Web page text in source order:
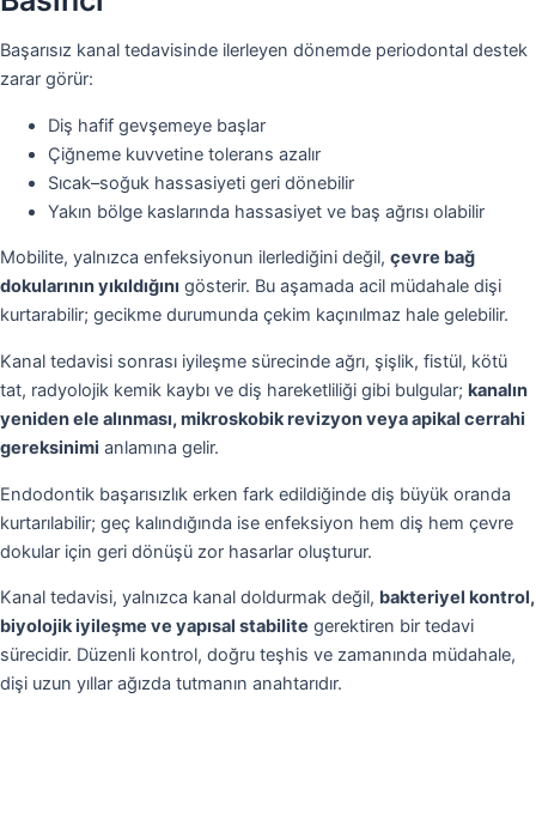
Başarısız kanal tedavisinde ilerleyen dönemde periodontal destek
zarar görür:
Diş hafif gevşemeye başlar
Çiğneme kuvvetine tolerans azalır
Sıcak–soğuk hassasiyeti geri dönebilir
Yakın bölge kaslarında hassasiyet ve baş ağrısı olabilir
Mobilite, yalnızca enfeksiyonun ilerlediğini değil, çevre bağ
dokularının yıkıldığını gösterir. Bu aşamada acil müdahale dişi
kurtarabilir; gecikme durumunda çekim kaçınılmaz hale gelebilir.
Kanal tedavisi sonrası iyileşme sürecinde ağrı, şişlik, fistül, kötü
tat, radyolojik kemik kaybı ve diş hareketliliği gibi bulgular; kanalın
yeniden ele alınması, mikroskobik revizyon veya apikal cerrahi
gereksinimi anlamına gelir.
Endodontik başarısızlık erken fark edildiğinde diş büyük oranda
kurtarılabilir; geç kalındığında ise enfeksiyon hem diş hem çevre
dokular için geri dönüşü zor hasarlar oluşturur.
Kanal tedavisi, yalnızca kanal doldurmak değil, bakteriyel kontrol,
biyolojik iyileşme ve yapısal stabilite gerektiren bir tedavi
sürecidir. Düzenli kontrol, doğru teşhis ve zamanında müdahale,
dişi uzun yıllar ağızda tutmanın anahtarıdır.